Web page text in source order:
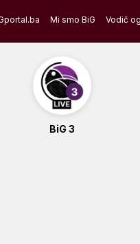
Mi smo BiG Vodič
BiG 3